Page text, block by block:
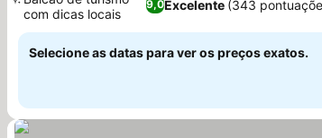
9,0Excelente (343
com dicas locais
Selecione as datas para ver os preços exatos.